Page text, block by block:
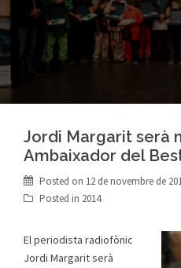
Jordi Margarit serà
Ambaixador del
Posted on 12 de novembre de
Posted in 2014
El periodista radiofònic
Jordi Margarit serà